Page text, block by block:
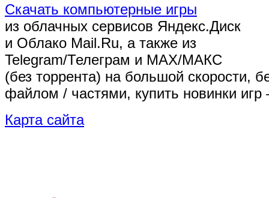
Скачать компьютерные игры
из облачных сервисов Яндекс.Диск
и Облако Mail.Ru, а также из
Telegram/Телеграм и MAX/МАКС
(без торрента) на большой скорости,
файлом / частями, купить новинки
Карта сайта